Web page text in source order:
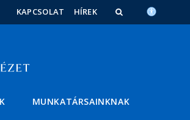
KAPCSOLAT HÍREK
MUNKATÁRSAINKNAK